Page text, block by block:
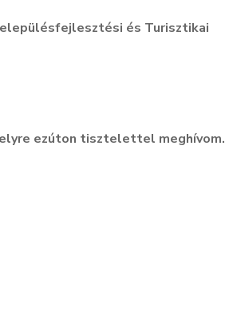
és Turisztikai
ezúton tisztelettel meghívom.